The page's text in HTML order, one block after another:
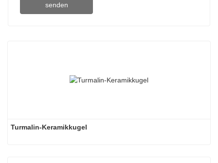
senden
Turmalin-Keramikkugel